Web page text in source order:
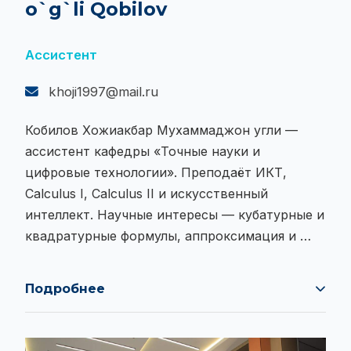
o`g`li Qobilov
Ассистент
khoji1997@mail.ru
Кобилов Хожиакбар Мухаммаджон угли —
ассистент кафедры «Точные науки и
цифровые технологии». Преподаёт ИКТ,
Calculus I, Calculus II и искусственный
интеллект. Научные интересы — кубатурные и
квадратурные формулы, аппроксимация и …
Подробнее
ассистент кафедры «Точные науки и